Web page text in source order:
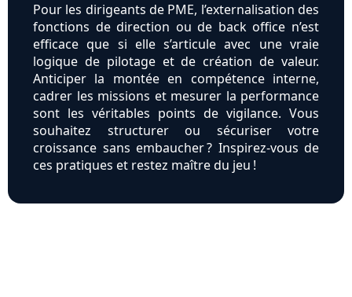
Pour les dirigeants de PME, l’externalisation des
fonctions de direction ou de back office n’est
efficace que si elle s’articule avec une vraie
logique de pilotage et de création de valeur.
Anticiper la montée en compétence interne,
cadrer les missions et mesurer la performance
sont les véritables points de vigilance. Vous
souhaitez structurer ou sécuriser votre
croissance sans embaucher ? Inspirez-vous de
ces pratiques et restez maître du jeu !